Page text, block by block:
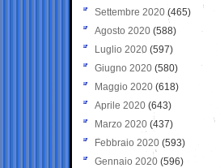
Settembre 2020(465)
Agosto 2020 (588)
Luglio 2020 (597)
Giugno 2020 (580)
Maggio 2020 (618)
Aprile 2020 (643)
Marzo 2020 (437)
Febbraio 2020 (593)
Gennaio 2020 (596)